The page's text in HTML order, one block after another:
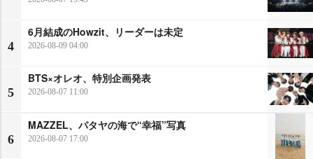
4
6月結成のHowzit、リーダーは未定
2026-08-09 04:00
5
BTS×オレオ、特別企画発表
2026-08-07 11:00
6
MAZZEL、パタヤの海で“幸福”写真
2026-08-07 17:00